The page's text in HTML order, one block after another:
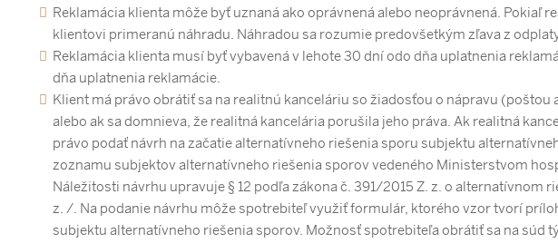
Reklamácia klienta môže byť uznaná ako oprávnená alebo neoprávnená.
klientovi primeranú náhradu. Náhradou sa rozumie predovšetkým zľava z
Reklamácia klienta musí byť vybavená v lehote 30 dní odo dňa uplatnenia
dňa uplatnenia reklamácie.
Klient má právo obrátiť sa na realitnú kanceláriu so žiadosťou o nápravu
alebo ak sa domnieva, že realitná kancelária porušila jeho práva. Ak realitná
právo podať návrh na začatie alternatívneho riešenia sporu subjektu
zoznamu subjektov alternatívneho riešenia sporov vedeného Ministerstvom
Náležitosti návrhu upravuje § 12 podľa zákona č. 391/2015 Z. z. o
z. /. Na podanie návrhu môže spotrebiteľ využiť formulár, ktorého vzor tvorí
subjektu alternatívneho riešenia sporov. Možnosť spotrebiteľa obrátiť sa na súd